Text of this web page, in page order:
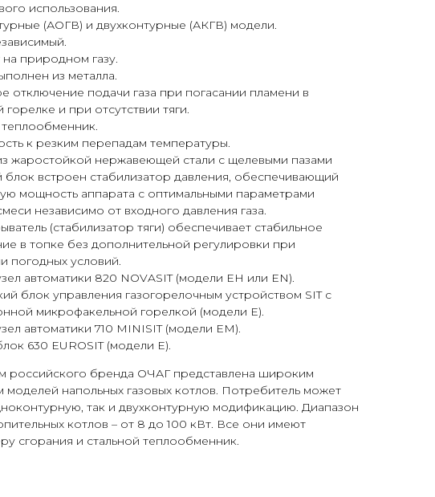
использования.
(АОГВ) и двухконтурные (АКГВ) модели.
на природном газу.
из металла.
отключение подачи газа при погасании пламени в
горелке и при отсутствии тяги.
к резким перепадам температуры.
жаростойкой нержавеющей стали с щелевыми пазами
блок встроен стабилизатор давления, обеспечивающий
мощность аппарата с оптимальными параметрами
независимо от входного давления газа.
(стабилизатор тяги) обеспечивает стабильное
в топке без дополнительной регулировки при
погодных условий.
автоматики 820 NOVASIT (модели ЕН или EN).
блок управления газогорелочным устройством SIT с
микрофакельной горелкой (модели Е).
автоматики 710 MINISIT (модели ЕМ).
630 EUROSIT (модели Е).
российского бренда ОЧАГ представлена широким
моделей напольных газовых котлов. Потребитель может
так и двухконтурную модификацию. Диапазон
котлов – от 8 до 100 кВт. Все они имеют
сгорания и стальной теплообменник.